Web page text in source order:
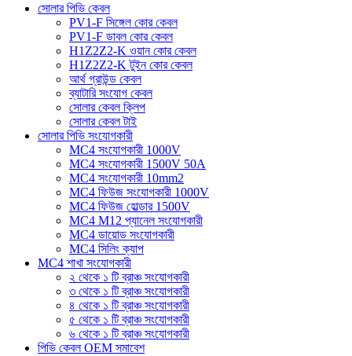
সোলার পিভি কেবল
PV1-F সিঙ্গেল কোর কেবল
PV1-F ডাবল কোর কেবল
H1Z2Z2-K ওয়ান কোর কেবল
H1Z2Z2-K টুইন কোর কেবল
আর্থ গ্রাউন্ড কেবল
ব্যাটারি সংযোগ কেবল
সোলার কেবল ক্লিপ
সোলার কেবল টাই
সোলার পিভি সংযোগকারী
MC4 সংযোগকারী 1000V
MC4 সংযোগকারী 1500V 50A
MC4 সংযোগকারী 10mm2
MC4 ফিউজ সংযোগকারী 1000V
MC4 ফিউজ হোল্ডার 1500V
MC4 M12 প্যানেল সংযোগকারী
MC4 ডায়োড সংযোগকারী
MC4 সিলিং ক্যাপ
MC4 শাখা সংযোগকারী
২ থেকে ১ টি ব্রাঞ্চ সংযোগকারী
৩ থেকে ১ টি ব্রাঞ্চ সংযোগকারী
৪ থেকে ১ টি ব্রাঞ্চ সংযোগকারী
৫ থেকে ১ টি ব্রাঞ্চ সংযোগকারী
৬ থেকে ১ টি ব্রাঞ্চ সংযোগকারী
পিভি কেবল OEM সমাবেশ